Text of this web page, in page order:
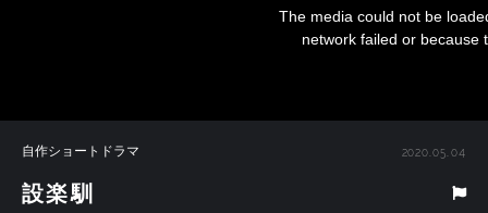
The media could not be
network failed or because
自作ショートドラマ 2020.05.04
設楽馴